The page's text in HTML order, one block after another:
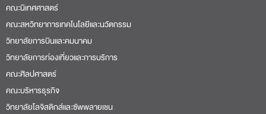
คณะนิเทศศาสตร์
คณะสหวิทยาการเทคโนโลยีและนวัตกรรม
วิทยาลัยการบินและคมนาคม
วิทยาลัยการท่องเที่ยวและการบริการ
คณะศิลปศาสตร์
คณะบริหารธุรกิจ
วิทยาลัยโลจิสติกส์และซัพพลายเชน